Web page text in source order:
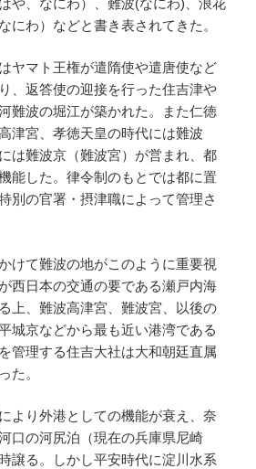
にわ）などと書き表されてきた。
ヤマト王権が遣隋使や遣唐使など
、返答使の迎接を行った住吉津や
難波の堀江が築かれた。また仁徳
津宮、孝徳天皇の時代には難波
は難波京（難波宮）が営まれ、都
能した。律令制のもとでは都に置
別の官署・摂津職によって管理さ
けて難波の地がこのように重要視
西日本の交通の要である瀬戸内海
上、難波高津宮、難波宮、以後の
城京などから最も近い港湾である
管理する住吉大社は大和朝廷直属
た。
より外港としての機能が衰え、奈
口の河尻泊（現在の兵庫県尼崎
譲る。しかし平安時代に淀川水系